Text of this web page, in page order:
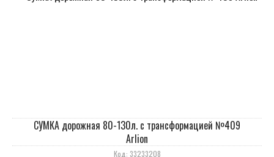
СУМКА дорожная 80-130л. с трансформацией №409
Arlion
Код: 33233208